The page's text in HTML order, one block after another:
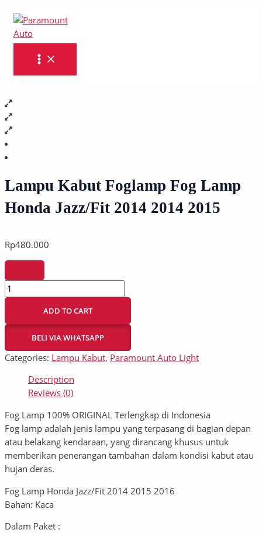
content
Lampu Kabut Foglamp Fog Lamp
Honda Jazz/Fit 2014 2014 2015
Rp480.000
Kabut
Foglamp
Fog
Honda
2014
2014
2015
quantity
ADD TO CART
BELI VIA WHATSAPP
Categories: Lampu Kabut, Paramount Auto Light
Description
Reviews (0)
Fog Lamp 100% ORIGINAL Terlengkap di Indonesia
Fog lamp adalah jenis lampu yang terpasang di bagian depan
atau belakang kendaraan, yang dirancang khusus untuk
memberikan penerangan tambahan dalam kondisi kabut atau
hujan deras.
Fog Lamp Honda Jazz/Fit 2014 2015 2016
Bahan: Kaca
Dalam Paket :